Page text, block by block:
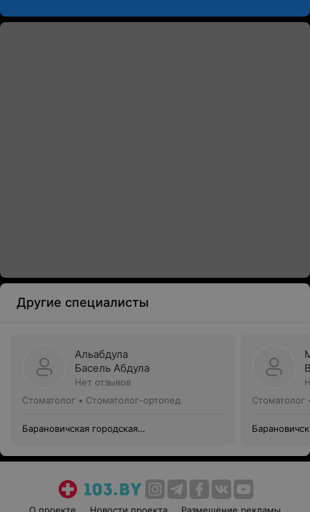
Другие специалисты
Альабдула
Басель Абдула
Нет отзывов
Стоматолог • Стоматолог-ортопед
Барановичская городская
Стоматолог